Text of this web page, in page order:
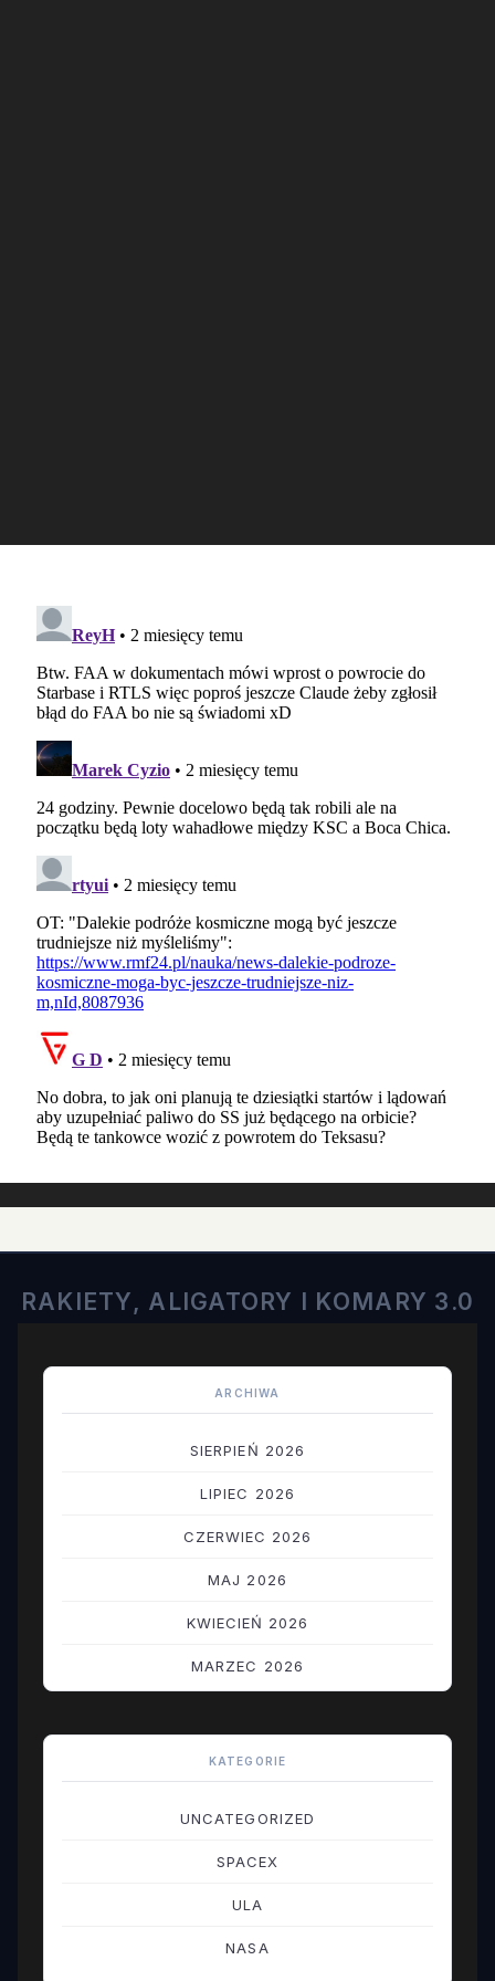
RAKIETY, ALIGATORY I KOMARY 3.0
ARCHIWA
SIERPIEŃ 2026
LIPIEC 2026
CZERWIEC 2026
MAJ 2026
KWIECIEŃ 2026
MARZEC 2026
STYCZEŃ 2026
KATEGORIE
UNCATEGORIZED
SPACEX
ULA
NASA